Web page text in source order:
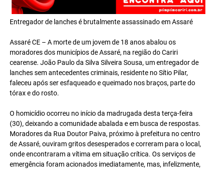
Entregador de lanches é brutalmente assassinado em Assaré
Assaré CE – A morte de um jovem de 18 anos abalou os
moradores dos municípios de Assaré, na região do Cariri
cearense. João Paulo da Silva Silveira Sousa, um entregador de
lanches sem antecedentes criminais, residente no Sítio Pilar,
faleceu após ser esfaqueado e queimado nos braços, parte do
tórax e do rosto.
O homicídio ocorreu no início da madrugada desta terça-feira
(30), deixando a comunidade abalada e em busca de respostas.
Moradores da Rua Doutor Paiva, próximo à prefeitura no centro
de Assaré, ouviram gritos desesperados e correram para o local,
onde encontraram a vítima em situação crítica. Os serviços de
emergência foram acionados imediatamente, mas, infelizmente,